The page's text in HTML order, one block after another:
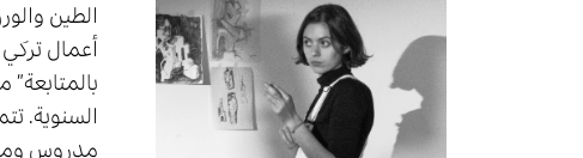
الطین
أعمال تركي
السنویة.
مدروس